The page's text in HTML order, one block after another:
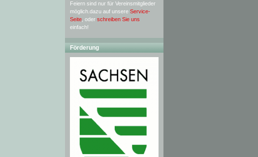
Feiern sind nur für Vereinsmitglieder
möglich.dazu auf unsere Service-
Seite , oder schreiben Sie uns
einfach!
Förderung